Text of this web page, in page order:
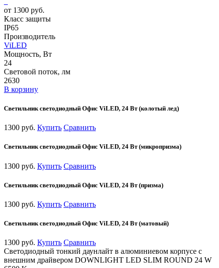
от 1300 руб.
Класс защиты
IP65
Производитель
ViLED
Мощность, Вт
24
Световой поток, лм
2630
В корзину
Светильник светодиодный Офис ViLED, 24 Вт (колотый лед)
1300 руб. Купить Сравнить
Светильник светодиодный Офис ViLED, 24 Вт (микропризма)
1300 руб. Купить Сравнить
Светильник светодиодный Офис ViLED, 24 Вт (призма)
1300 руб. Купить Сравнить
Светильник светодиодный Офис ViLED, 24 Вт (матовый)
1300 руб. Купить Сравнить
Светодиодный тонкий даунлайт в алюминиевом корпусе с
внешним драйвером DOWNLIGHT LED SLIM ROUND 24 W